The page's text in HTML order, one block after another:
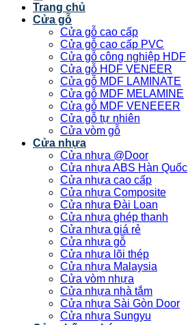
Trang chủ
Cửa gỗ
Cửa gỗ cao cấp
Cửa gỗ cao cấp PVC
Cửa gỗ công nghiệp HDF
Cửa gỗ HDF VENEER
Cửa gỗ MDF LAMINATE
Cửa gỗ MDF MELAMINE
Cửa gỗ MDF VENEEER
Cửa gỗ tự nhiên
Cửa vòm gỗ
Cửa nhựa
Cửa nhựa @Door
Cửa nhựa ABS Hàn Quốc
Cửa nhựa cao cấp
Cửa nhựa Composite
Cửa nhựa Đài Loan
Cửa nhựa ghép thanh
Cửa nhựa giá rẻ
Cửa nhựa gỗ
Cửa nhựa lõi thép
Cửa nhựa Malaysia
Cửa vòm nhựa
Cửa nhựa nhà tắm
Cửa nhựa Sài Gòn Door
Cửa nhựa Sungyu